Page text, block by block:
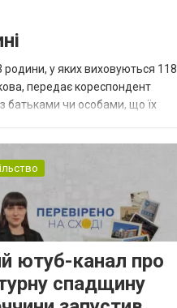
родини, у яких виховуються 118
передає кореспондент
з батьками чи особами, що їх
ютуб-канал про
спадщину